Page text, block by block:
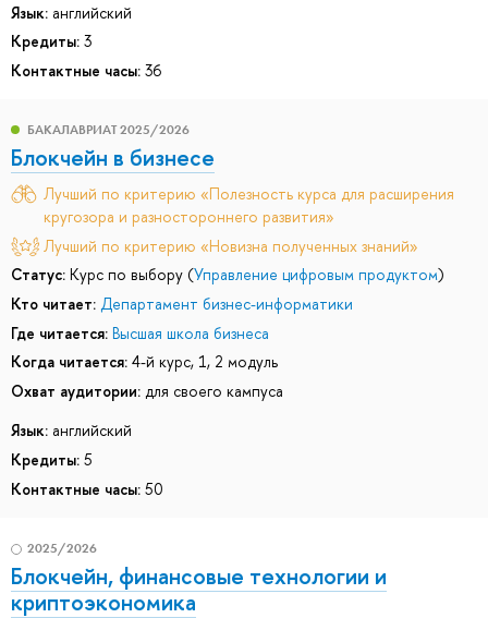
Язык: английский
Кредиты: 3
Контактные часы: 36
БАКАЛАВРИАТ 2025/2026
Блокчейн в бизнесе
Лучший по критерию «Полезность курса для расширения
кругозора и разностороннего развития»
Лучший по критерию «Новизна полученных знаний»
Статус: Курс по выбору (Управление цифровым продуктом)
Кто читает: Департамент бизнес-информатики
Где читается: Высшая школа бизнеса
Когда читается: 4-й курс, 1, 2 модуль
Охват аудитории: для своего кампуса
Язык: английский
Кредиты: 5
Контактные часы: 50
2025/2026
Блокчейн, финансовые технологии и
криптоэкономика